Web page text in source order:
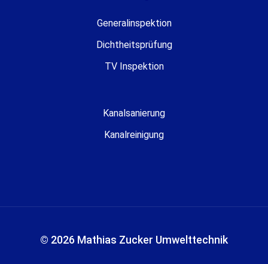
Generalinspektion
Dichtheitsprüfung
TV Inspektion
Kanalsanierung
Kanalreinigung
© 2026 Mathias Zucker Umwelttechnik